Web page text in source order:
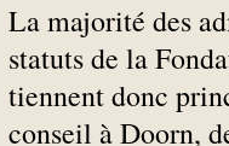
La majorité des
statuts de la
tiennent donc
conseil à Doorn,